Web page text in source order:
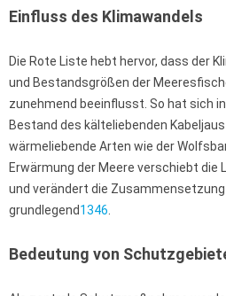
Einfluss des Klimawandels
Die Rote Liste hebt hervor, dass der
und Bestandsgrößen der
zunehmend beeinflusst. So hat sich
Bestand des kälteliebenden
wärmeliebende Arten wie der
Erwärmung der Meere verschiebt die
und verändert die
grundlegend1346.
Bedeutung von